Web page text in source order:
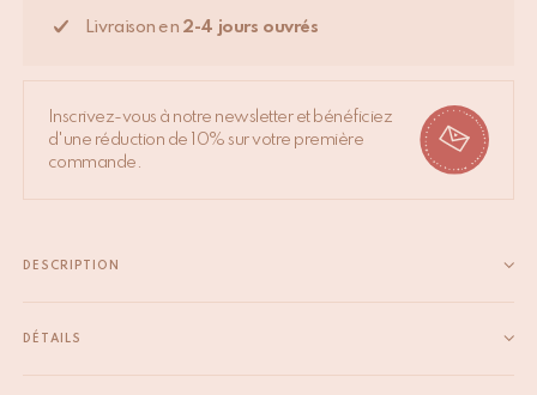
Livraison en 2-4 jours ouvrés
Inscrivez-vous à notre newsletter et bénéficiez
d'une réduction de 10% sur votre première
commande.
DESCRIPTION
Lampe Myra Grande en Soie et Viscose Sauge. Conçue avec un
DÉTAILS